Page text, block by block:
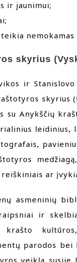
ir jaunimui;
skyrius
ir
skyrius
Anykščių
ar
asmeninių
ir
krašto
parodos